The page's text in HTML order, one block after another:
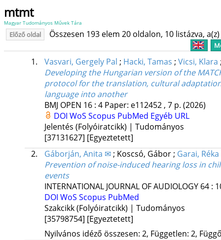
mtmt
Magyar Tudományos Művek Tára
Előző oldal Összesen 193 elem 20 oldalon, 10 listázva,
1. Vasvari, Gergely Pal ; Hacki, Tamas ; Vicsi, Klara
Developing the Hungarian version of the
protocol for the translation, cultural
language into another
BMJ OPEN 16: 4 Paper: e112452 , 7 p. (2026)
DOI WoS Scopus PubMed Egyéb URL
Jelentés (Folyóiratcikk) | Tudományos
[37131627] [Egyeztetett]
2.
Gáborján, Anita ✉; Koscsó, Gábor; Garai, Réka
Prevention of noise-induced hearing loss in
events
INTERNATIONAL JOURNAL OF AUDIOLOGY 64:
DOI WoS Scopus PubMed
Szakcikk (Folyóiratcikk) | Tudományos
[35798754] [Egyeztetett]
Nyilvános idéző összesen: 2, Független: 2,